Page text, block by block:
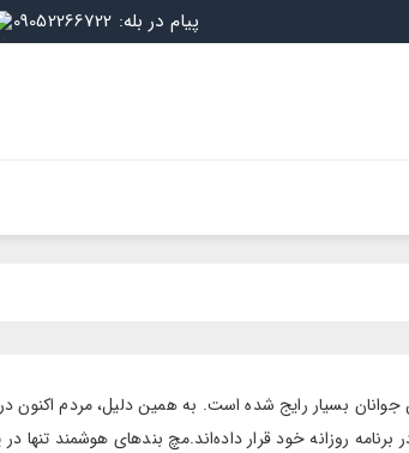
پیام در بله: 09052266722
بسیار رایج شده است. به همین دلیل، مردم
روزانه خود قرار داده‌اند.مچ بندهای هوشمند تنها